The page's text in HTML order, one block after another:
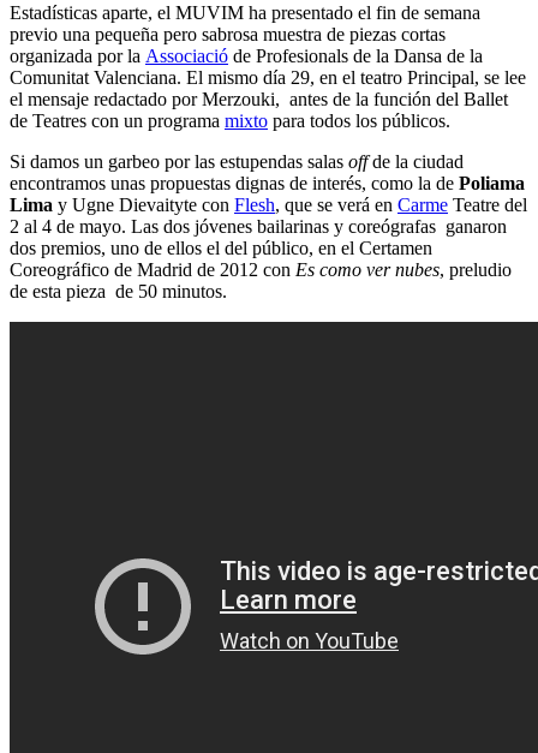
Estadísticas aparte, el MUVIM ha presentado el fin de semana
previo una pequeña pero sabrosa muestra de piezas cortas
organizada por la Associació de Profesionals de la Dansa de la
Comunitat Valenciana. El mismo día 29, en el teatro Principal, se lee
el mensaje redactado por Merzouki, antes de la función del Ballet
de Teatres con un programa mixto para todos los públicos.
Si damos un garbeo por las estupendas salas offde la ciudad
encontramos unas propuestas dignas de interés, como la de Poliama
Lima y Ugne Dievaityte con Flesh, que se verá en Carme Teatre del
2 al 4 de mayo. Las dos jóvenes bailarinas y coreógrafas ganaron
dos premios, uno de ellos el del público, en el Certamen
Coreográfico de Madrid de 2012 con Es como ver nubes, preludio
de esta pieza de 50 minutos.